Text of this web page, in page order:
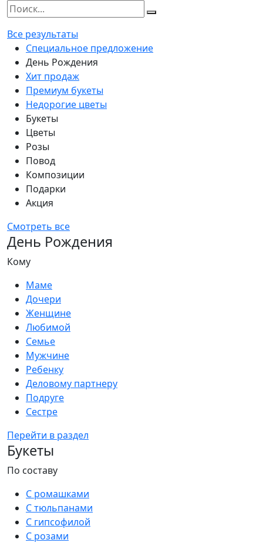
Все результаты
Специальное предложение
День Рождения
Хит продаж
Премиум букеты
Недорогие цветы
Букеты
Цветы
Розы
Повод
Композиции
Подарки
Акция
Смотреть все
День Рождения
Кому
Маме
Дочери
Женщине
Любимой
Семье
Мужчине
Ребенку
Деловому партнеру
Подруге
Сестре
Перейти в раздел
Букеты
По составу
С ромашками
С тюльпанами
С гипсофилой
С розами